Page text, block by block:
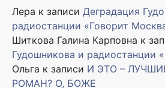
Лера к записи Деградация
радиостанции «Говорит
Шиткова Галина Карповна к
Гудошникова и радиостанции
Ольга к записи И ЭТО –
РОМАН? О, БОЖЕ